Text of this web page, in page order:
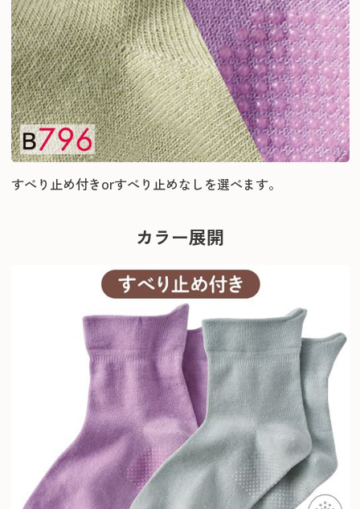
すべり止め付きorすべり止めなしを選べます。
カラー展開